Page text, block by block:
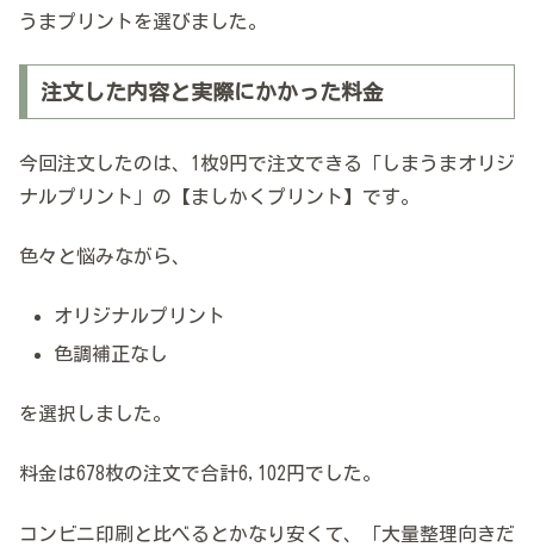
うまプリントを選びました。
注文した内容と実際にかかった料金
今回注文したのは、1枚9円で注文できる「しまうまオリジ
ナルプリント」の【ましかくプリント】です。
色々と悩みながら、
オリジナルプリント
色調補正なし
を選択しました。
料金は678枚の注文で合計6,102円でした。
コンビニ印刷と比べるとかなり安くて、「大量整理向きだ